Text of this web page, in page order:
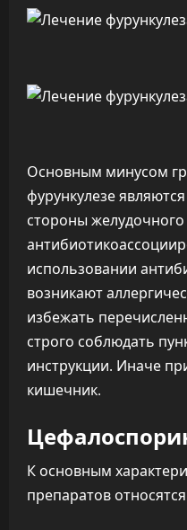
Основным минусом
фурункулезе
стороны
использовании
возникают
избежать
строго соблюдать
инструкции. Иначе
кишечник.
К основным
препаратов